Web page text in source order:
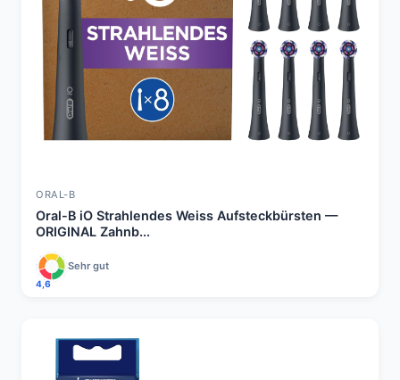
ORAL-B
Oral-B iO Strahlendes Weiss Aufsteckbürsten —
ORIGINAL Zahnb...
4,6
Sehr gut